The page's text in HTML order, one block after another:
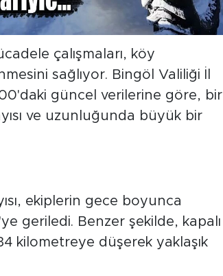
çalışmaları, köy
sağlıyor. Bingöl Valiliği İl
güncel verilerine göre, bir
ve uzunluğunda büyük bir
ekiplerin gece boyunca
geriledi. Benzer şekilde, kapalı
kilometreye düşerek yaklaşık